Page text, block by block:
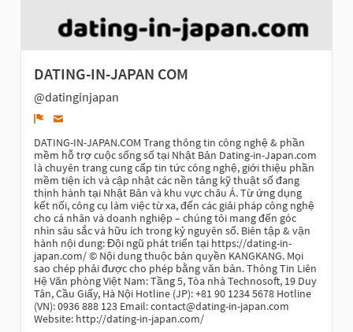
DATING-IN-JAPAN COM
@datinginjapan
DATING-IN-JAPAN.COM Trang thông tin công nghệ & phần
mềm hỗ trợ cuộc sống số tại Nhật Bản Dating-in-Japan.com
là chuyên trang cung cấp tin tức công nghệ, giới thiệu phần
mềm tiện ích và cập nhật các nền tảng kỹ thuật số đang
thịnh hành tại Nhật Bản và khu vực châu Á. Từ ứng dụng
kết nối, công cụ làm việc từ xa, đến các giải pháp công nghệ
cho cá nhân và doanh nghiệp – chúng tôi mang đến góc
nhìn sâu sắc và hữu ích trong kỷ nguyên số. Biên tập & vận
hành nội dung: Đội ngũ phát triển tại https://dating-in-
japan.com/ © Nội dung thuộc bản quyền KANGKANG. Mọi
sao chép phải được cho phép bằng văn bản. Thông Tin Liên
Hệ Văn phòng Việt Nam: Tầng 5, Tòa nhà Technosoft, 19 Duy
Tân, Cầu Giấy, Hà Nội Hotline (JP): +81 90 1234 5678 Hotline
(VN): 0936 888 123 Email: contact@dating-in-japan.com
Website: http://dating-in-japan.com/